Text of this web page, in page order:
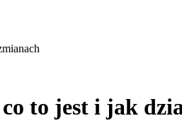
to jest i jak